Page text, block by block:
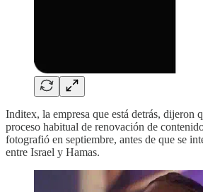
Inditex, la empresa que está detrás, dijeron
proceso habitual de renovación de
fotografió en septiembre, antes de que se
entre Israel y Hamas.